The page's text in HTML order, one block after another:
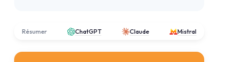
Résumer ChatGPT Claude Mistral